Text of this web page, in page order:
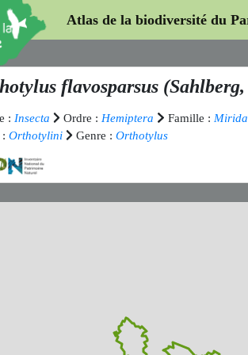
Atlas de la biodiversité du
flavosparsus
: Insecta Ordre : Hemiptera Famille :
Orthotylini Genre :Orthotylus